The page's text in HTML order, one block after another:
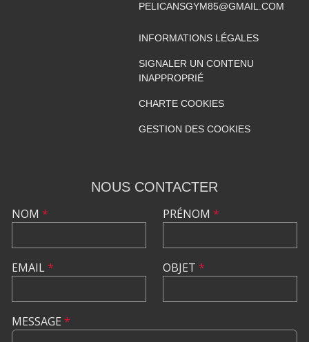
PELICANSGYM85@GMAIL.COM
INFORMATIONS LÉGALES
SIGNALER UN CONTENU
INAPPROPRIÉ
CHARTE COOKIES
GESTION DES COOKIES
NOUS CONTACTER
NOM *
EMAIL*
PRÉNOM *
OBJET *
MESSAGE *